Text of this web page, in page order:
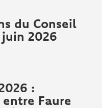
du Conseil
2026
:
Faure